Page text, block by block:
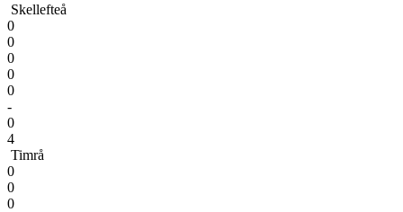
Skellefteå
0
0
0
0
0
-
0
4
Timrå
0
0
0